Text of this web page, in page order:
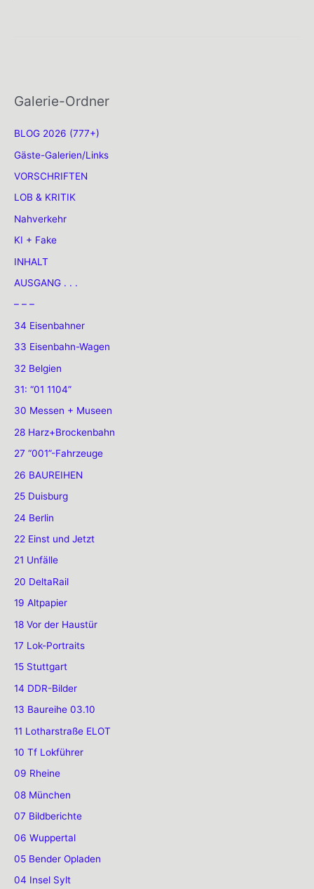
Galerie-Ordner
BLOG 2026 (777+)
Gäste-Galerien/Links
VORSCHRIFTEN
LOB & KRITIK
Nahverkehr
KI + Fake
INHALT
AUSGANG . . .
– – –
34 Eisenbahner
33 Eisenbahn-Wagen
32 Belgien
31: “01 1104”
30 Messen + Museen
28 Harz+Brockenbahn
27 “001”-Fahrzeuge
26 BAUREIHEN
25 Duisburg
24 Berlin
22 Einst und Jetzt
21 Unfälle
20 DeltaRail
19 Altpapier
18 Vor der Haustür
17 Lok-Portraits
15 Stuttgart
14 DDR-Bilder
13 Baureihe 03.10
11 Lotharstraße ELOT
10 Tf Lokführer
09 Rheine
08 München
07 Bildberichte
06 Wuppertal
05 Bender Opladen
04 Insel Sylt